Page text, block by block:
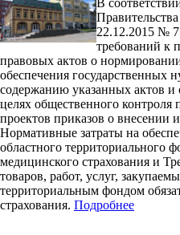
22.12.2015 №
требований к
правовых актов о
обеспечения государственных
содержанию указанных актов
целях общественного контроля
проектов приказов о внесении
Нормативные затраты на
областного территориального
медицинского страхования и
товаров, работ, услуг,
территориальным фондом
страхования. Подробнее